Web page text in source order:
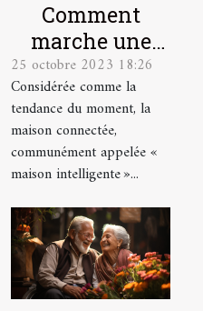
Comment
marche une
maison
connectée ?
25 octobre 2023 18:26
Considérée comme la
tendance du moment, la
maison connectée,
communément appelée «
maison intelligente »...